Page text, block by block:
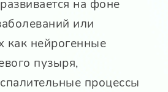
на фоне
или
как нейрогенные
пузыря,
процессы